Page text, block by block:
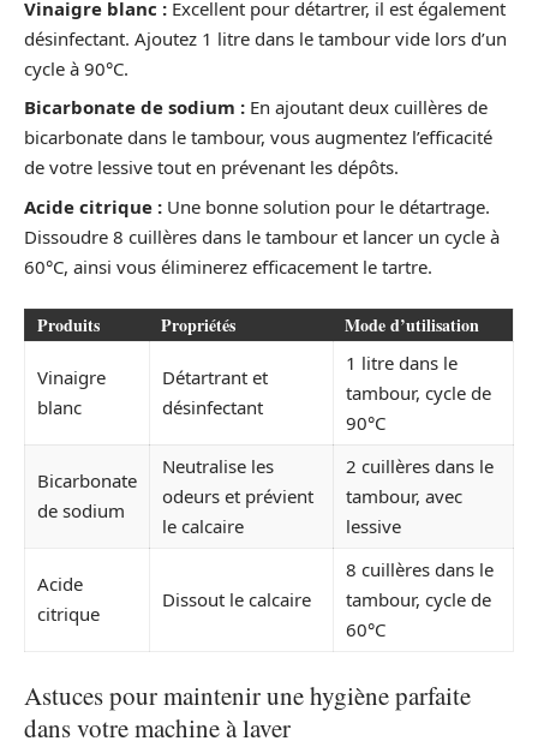
Vinaigre blanc : Excellent pour détartrer, il est également
désinfectant. Ajoutez 1 litre dans le tambour vide lors d’un
cycle à 90°C.
Bicarbonate de sodium : En ajoutant deux cuillères de
bicarbonate dans le tambour, vous augmentez l’efficacité
de votre lessive tout en prévenant les dépôts.
Acide citrique : Une bonne solution pour le détartrage.
Dissoudre 8 cuillères dans le tambour et lancer un cycle à
60°C, ainsi vous éliminerez efficacement le tartre.
Produits Propriétés Mode d’utilisation
Vinaigre
blanc
Détartrant et
désinfectant
1 litre dans le
tambour, cycle de
90°C
Bicarbonate
de sodium
Neutralise les
odeurs et prévient
le calcaire
2 cuillères dans le
tambour, avec
lessive
Acide
citrique
Dissout le calcaire
8 cuillères dans le
tambour, cycle de
60°C
Astuces pour maintenir une hygiène parfaite
dans votre machine à laver